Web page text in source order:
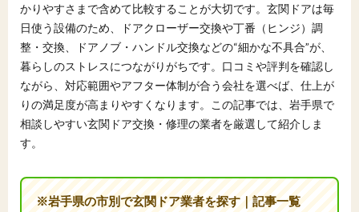
かりやすさまで含めて比較することが大切です。玄関ドアは毎
日使う設備のため、ドアクローザー交換や丁番（ヒンジ）調
整・交換、ドアノブ・ハンドル交換などの“細かな不具合”が、
暮らしのストレスにつながりがちです。口コミや評判を確認し
ながら、対応範囲やアフター体制が合う会社を選べば、仕上が
りの満足度が高まりやすくなります。この記事では、岩手県で
相談しやすい玄関ドア交換・修理の業者を厳選して紹介しま
す。
※岩手県の市別で玄関ドア業者を探す｜記事一覧